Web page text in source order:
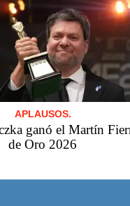
APLAUSOS.
ganó el Martín
de Oro 2026